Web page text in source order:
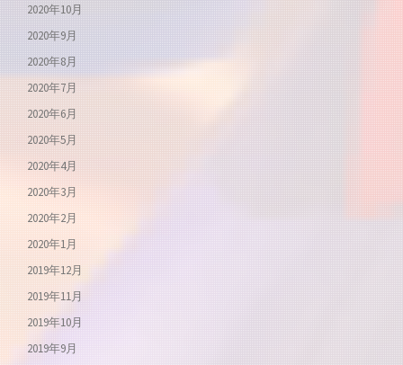
2020年10月
2020年9月
2020年8月
2020年7月
2020年6月
2020年5月
2020年4月
2020年3月
2020年2月
2020年1月
2019年12月
2019年11月
2019年10月
2019年9月